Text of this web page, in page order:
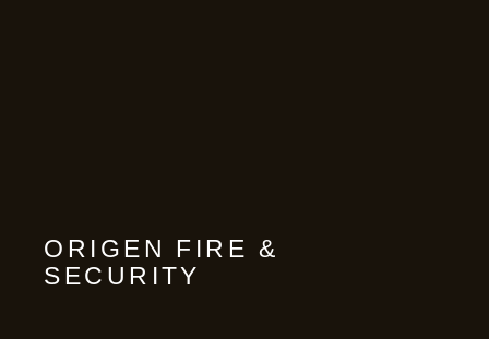
ORIGEN FIRE &
SECURITY